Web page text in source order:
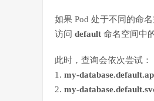
如果 Pod 处于不同的命
访问 default 命名空间中
此时，查询会依次尝试：
1. my-
2. my-